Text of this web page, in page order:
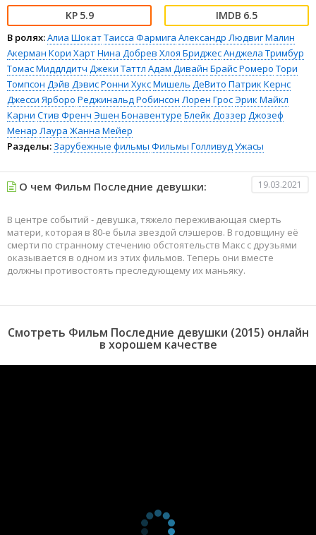
5.9 6.5
В ролях:Алиа ШокатТаисса Фармига Александр ЛюдвигМалин
Акерман Кори ХартНина Добрев Хлоя БриджесАнджела Тримбур
Томас Миддлдитч Джеки Таттл Адам Дивайн Брайс Ромеро Тори
Томпсон Дэйв ДэвисРонни ХуксМишель ДеВито Патрик Кернс
Джесси Ярборо Реджинальд Робинсон Лорен ГросЭрик Майкл
Карни Стив Френч Эшен Бонавентуре Блейк Доззер Джозеф
Менар Лаура Жанна Мейер
Разделы: Зарубежные фильмы Фильмы ГолливудУжасы
О чем Фильм Последние девушки: 19.03.2021
В центре событий - девушка, тяжело переживающая смерть
матери, которая в 80-е была звездой слэшеров. В годовщину её
смерти по странному стечению обстоятельств Макс с друзьями
оказывается в одном из этих фильмов. Теперь они вместе
должны противостоять преследующему их маньяку.
Смотреть Фильм Последние девушки (2015) онлайн
в хорошем качестве